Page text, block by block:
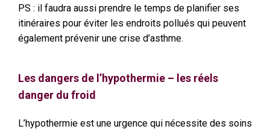
PS : il faudra aussi prendre le temps de planifier ses
itinéraires pour éviter les endroits pollués qui peuvent
également prévenir une crise d’asthme.
Les dangers de l’hypothermie – les réels
danger du froid
L’hypothermie est une urgence qui nécessite des soins